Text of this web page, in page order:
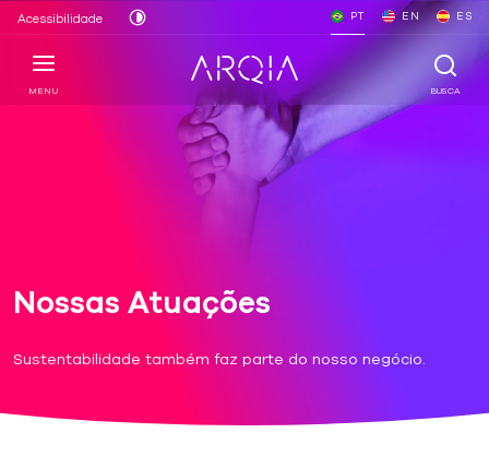
Acessibilidade PT EN ES
MENU BUSCA
Nossas Atuações
Sustentabilidade também faz parte do nosso negócio.